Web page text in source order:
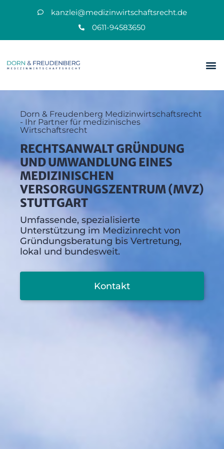
kanzlei@medizinwirtschaftsrecht.de
0611-94583650
Dorn & Freudenberg Medizinwirtschaftsrecht
- Ihr Partner für medizinisches
Wirtschaftsrecht
RECHTSANWALT GRÜNDUNG
UND UMWANDLUNG EINES
MEDIZINISCHEN
VERSORGUNGSZENTRUM (MVZ)
STUTTGART
Umfassende, spezialisierte
Unterstützung im Medizinrecht von
Gründungsberatung bis Vertretung,
lokal und bundesweit.
Kontakt